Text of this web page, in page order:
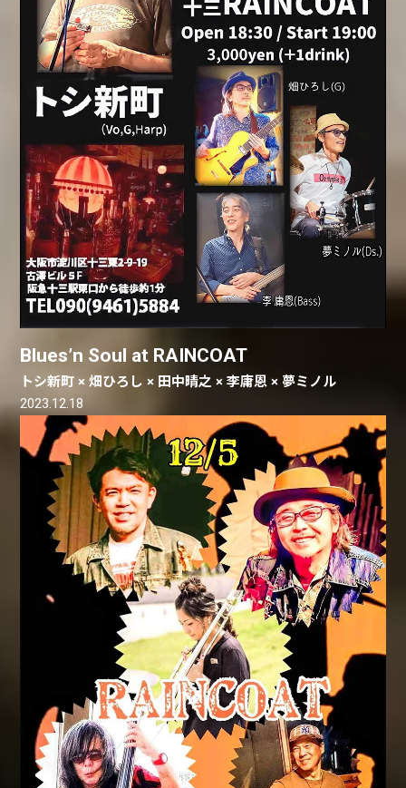
Blues’n Soul at RAINCOAT
トシ新町 × 畑ひろし × 田中晴之 × 李庸恩 × 夢ミノル
2023.12.18